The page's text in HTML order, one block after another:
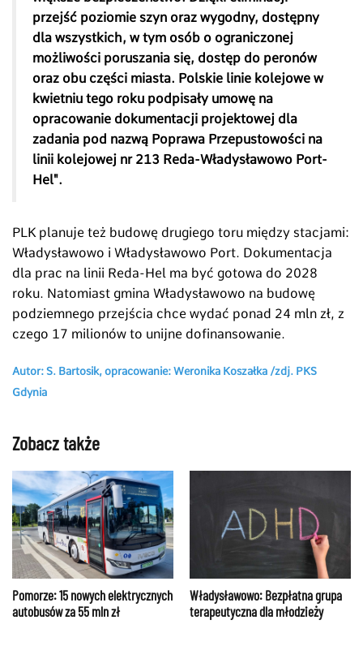
przejść poziomie szyn oraz wygodny, dostępny
dla wszystkich, w tym osób o ograniczonej
możliwości poruszania się, dostęp do peronów
oraz obu części miasta. Polskie linie kolejowe w
kwietniu tego roku podpisały umowę na
opracowanie dokumentacji projektowej dla
zadania pod nazwą Poprawa Przepustowości na
linii kolejowej nr 213 Reda-Władysławowo Port-
Hel".
PLK planuje też budowę drugiego toru między stacjami:
Władysławowo i Władysławowo Port. Dokumentacja
dla prac na linii Reda-Hel ma być gotowa do 2028
roku. Natomiast gmina Władysławowo na budowę
podziemnego przejścia chce wydać ponad 24 mln zł, z
czego 17 milionów to unijne dofinansowanie.
Autor: S. Bartosik, opracowanie: Weronika Koszałka /zdj. PKS
Gdynia
Zobacz także
Pomorze: 15 nowych elektrycznych
autobusów za 55 mln zł
Władysławowo: Bezpłatna grupa
terapeutyczna dla młodzieży